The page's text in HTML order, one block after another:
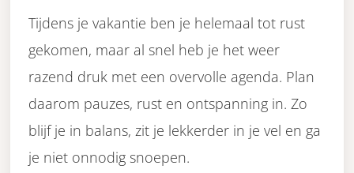
Tijdens je vakantie ben je helemaal tot rust
gekomen, maar al snel heb je het weer
razend druk met een overvolle agenda. Plan
daarom pauzes, rust en ontspanning in. Zo
blijf je in balans, zit je lekkerder in je vel en ga
je niet onnodig snoepen.